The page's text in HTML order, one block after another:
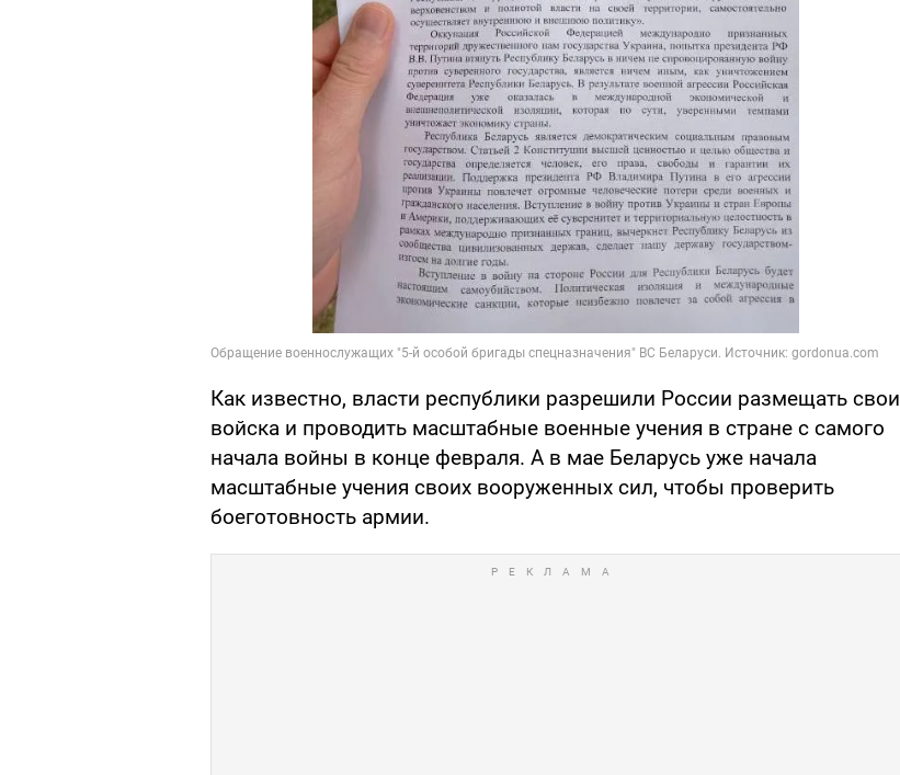
Как известно, власти республики разрешили России размещать свои
войска и проводить масштабные военные учения в стране с самого
начала войны в конце февраля. А в мае Беларусь уже начала
масштабные учения своих вооруженных сил, чтобы проверить
боеготовность армии.